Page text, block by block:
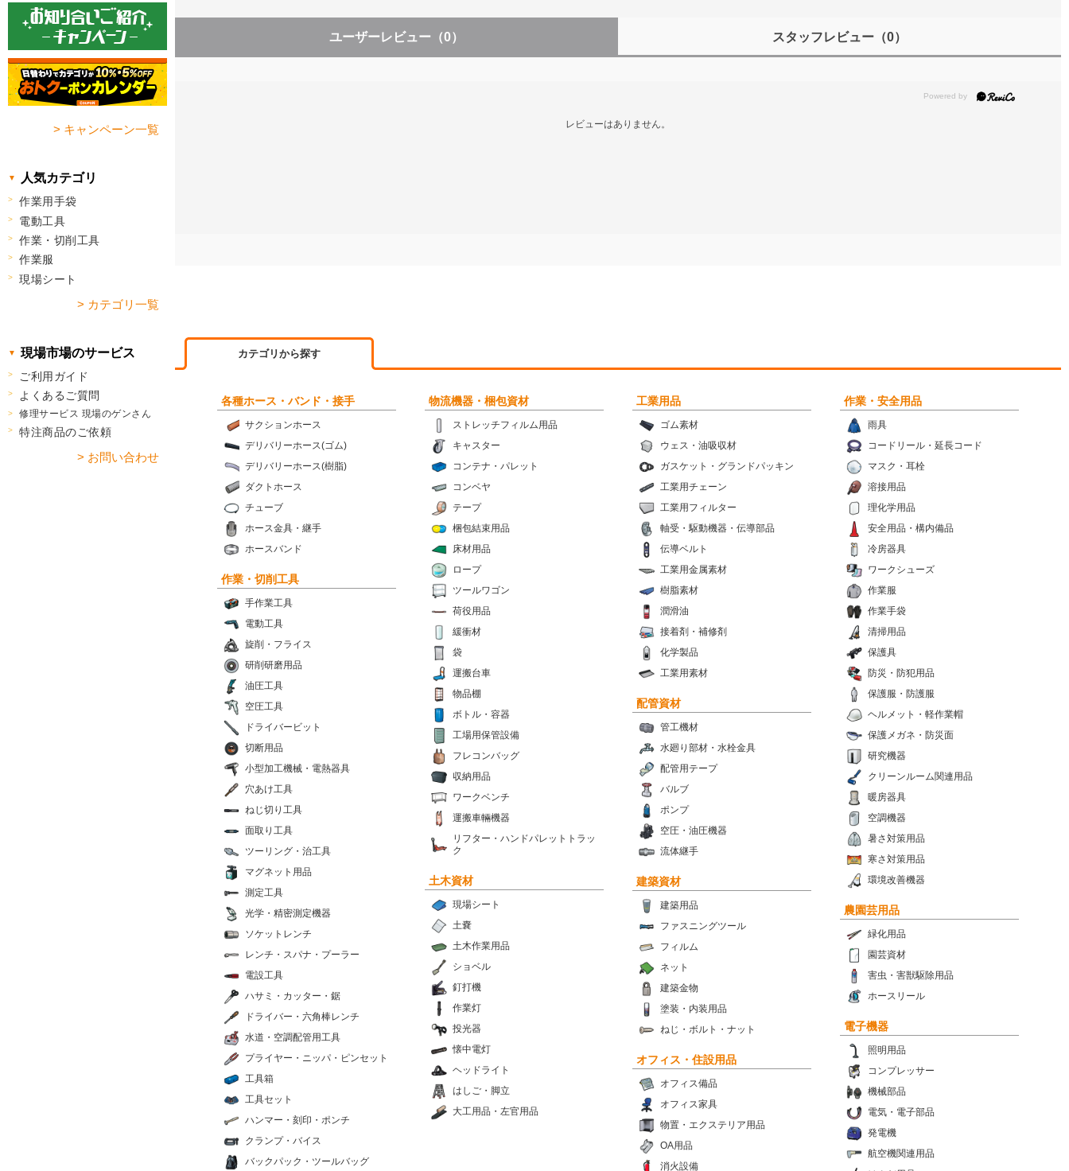
ユーザーレビュー （0） スタッフレビュー （0）
レビューはありません。
カテゴリから探す
各種ホース・バンド・接手
サクションホース
デリバリーホース(ゴム)
デリバリーホース(樹脂)
ダクトホース
チューブ
ホース金具・継手
ホースバンド
物流機器・梱包資材
ストレッチフィルム用品
キャスター
コンテナ・パレット
コンベヤ
テープ
梱包結束用品
床材用品
ロープ
ツールワゴン
荷役用品
緩衝材
袋
運搬台車
物品棚
ボトル・容器
工場用保管設備
フレコンバッグ
収納用品
ワークベンチ
運搬車輛機器
リフター・ハンドパレットトラッ
ク
工業用品
ゴム素材
ウェス・油吸収材
ガスケット・グランドパッキン
工業用チェーン
工業用フィルター
軸受・駆動機器・伝導部品
伝導ベルト
工業用金属素材
樹脂素材
潤滑油
接着剤・補修剤
化学製品
工業用素材
作業・安全用品
雨具
コードリール・延長コード
マスク・耳栓
溶接用品
理化学用品
安全用品・構内備品
冷房器具
ワークシューズ
作業服
作業手袋
清掃用品
保護具
防災・防犯用品
保護服・防護服
ヘルメット・軽作業帽
保護メガネ・防災面
研究機器
クリーンルーム関連用品
暖房器具
空調機器
暑さ対策用品
寒さ対策用品
環境改善機器
作業・切削工具
手作業工具
電動工具
旋削・フライス
研削研磨用品
油圧工具
空圧工具
ドライバービット
切断用品
小型加工機械・電熱器具
穴あけ工具
ねじ切り工具
面取り工具
ツーリング・治工具
マグネット用品
測定工具
光学・精密測定機器
ソケットレンチ
レンチ・スパナ・プーラー
電設工具
ハサミ・カッター・鋸
ドライバー・六角棒レンチ
水道・空調配管用工具
プライヤー・ニッパ・ピンセット
工具箱
工具セット
ハンマー・刻印・ポンチ
クランプ・バイス
バックパック・ツールバッグ
配管資材
管工機材
水廻り部材・水栓金具
配管用テープ
バルブ
ポンプ
空圧・油圧機器
流体継手
土木資材
現場シート
土嚢
土木作業用品
ショベル
釘打機
作業灯
投光器
懐中電灯
ヘッドライト
はしご・脚立
大工用品・左官用品
建築資材
建築用品
ファスニングツール
フィルム
ネット
建築金物
塗装・内装用品
ねじ・ボルト・ナット
農園芸用品
緑化用品
園芸資材
害虫・害獣駆除用品
ホースリール
電子機器
照明用品
コンプレッサー
機械部品
電気・電子部品
発電機
航空機関連用品
オフィス・住設用品
オフィス備品
オフィス家具
物置・エクステリア用品
OA用品
消火設備
> キャンペーン一覧
人気カテゴリ
作業用手袋
電動工具
作業・切削工具
作業服
現場シート
> カテゴリ一覧
現場市場のサービス
ご利用ガイド
よくあるご質問
修理サービス 現場のゲンさん
特注商品のご依頼
> お問い合わせ